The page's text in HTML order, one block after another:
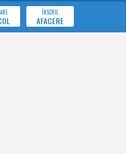
ÎNSCRIE
AFACERE